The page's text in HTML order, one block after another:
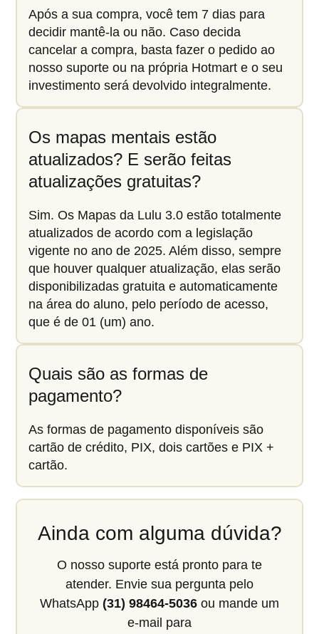
Após a sua compra, você tem 7 dias para
decidir mantê-la ou não. Caso decida
cancelar a compra, basta fazer o pedido ao
nosso suporte ou na própria Hotmart e o seu
investimento será devolvido integralmente.
Os mapas mentais estão
atualizados? E serão feitas
atualizações gratuitas?
Sim. Os Mapas da Lulu 3.0 estão totalmente
atualizados de acordo com a legislação
vigente no ano de 2025. Além disso, sempre
que houver qualquer atualização, elas serão
disponibilizadas gratuita e automaticamente
na área do aluno, pelo período de acesso,
que é de 01 (um) ano.
Quais são as formas de
pagamento?
As formas de pagamento disponíveis são
cartão de crédito, PIX, dois cartões e PIX +
cartão.
Ainda com alguma dúvida?
O nosso suporte está pronto para te
atender. Envie sua pergunta pelo
WhatsApp (31) 98464-5036 ou mande um
e-mail para